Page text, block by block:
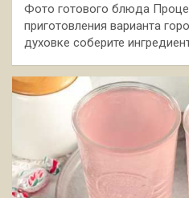
Фото готового блюда
приготовления варианта
духовке соберите